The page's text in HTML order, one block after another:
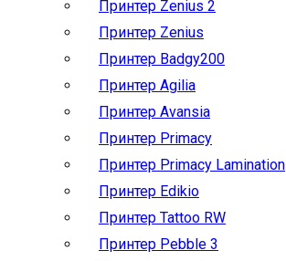
Принтер Zenius 2
Принтер Zenius
Принтер Badgy200
Принтер Agilia
Принтер Avansia
Принтер Primacy
Принтер Primacy Lamination
Принтер Edikio
Принтер Tattoo RW
Принтер Pebble 3